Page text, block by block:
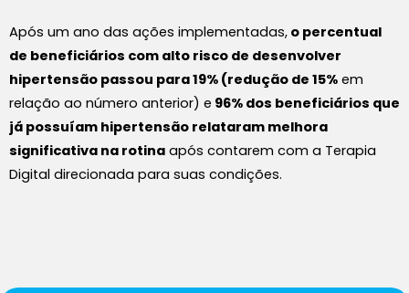
Após um ano das ações implementadas, o percentual
de beneficiários com alto risco de desenvolver
hipertensão passou para 19% (redução de 15% em
relação ao número anterior) e 96% dos beneficiários que
já possuíam hipertensão relataram melhora
significativa na rotina após contarem com a Terapia
Digital direcionada para suas condições.